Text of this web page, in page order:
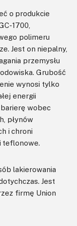
o produkcie
1700,
polimeru
Jest on niepalny,
przemysłu
Grubość
wynosi tylko
energii
wobec
płynów
i chroni
teflonowe.
lakierowania
Jest
firmę Union